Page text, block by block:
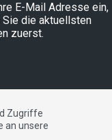
E-Mail Adresse ein,
Sie die aktuellsten
zuerst.
IT
Zugriffe
an unsere